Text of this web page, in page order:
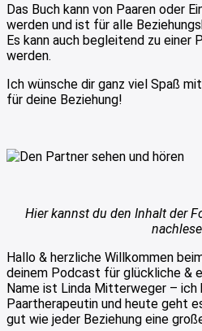
Das Buch kann von Paaren oder
werden und ist für alle
Es kann auch begleitend zu einer
werden.
Ich wünsche dir ganz viel Spaß
für deine Beziehung!
Hier kannst du den Inhalt der
Hallo & herzliche Willkommen
deinem Podcast für glückliche &
Name ist Linda Mitterweger – ich
Paartherapeutin und heute geht
gut wie jeder Beziehung eine